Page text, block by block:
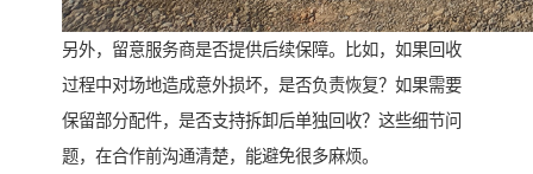
另外，留意服务商是否提供后续保障。比如，如果回收
过程中对场地造成意外损坏，是否负责恢复？如果需要
保留部分配件，是否支持拆卸后单独回收？这些细节问
题，在合作前沟通清楚，能避免很多麻烦。